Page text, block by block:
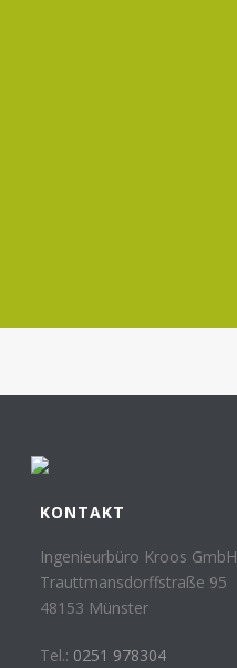
KONTAKT
Ingenieurbüro Kroos GmbH
Trauttmansdorffstraße 95
48153 Münster
Tel.: 0251 978304